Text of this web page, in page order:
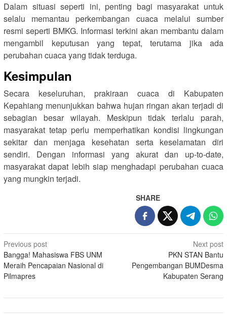
Dalam situasi seperti ini, penting bagi masyarakat untuk
selalu memantau perkembangan cuaca melalui sumber
resmi seperti BMKG. Informasi terkini akan membantu dalam
mengambil keputusan yang tepat, terutama jika ada
perubahan cuaca yang tidak terduga.
Kesimpulan
Secara keseluruhan, prakiraan cuaca di Kabupaten
Kepahiang menunjukkan bahwa hujan ringan akan terjadi di
sebagian besar wilayah. Meskipun tidak terlalu parah,
masyarakat tetap perlu memperhatikan kondisi lingkungan
sekitar dan menjaga kesehatan serta keselamatan diri
sendiri. Dengan informasi yang akurat dan up-to-date,
masyarakat dapat lebih siap menghadapi perubahan cuaca
yang mungkin terjadi.
SHARE
Post
navigation
Previous post
Bangga! Mahasiswa FBS UNM
Meraih Pencapaian Nasional di
Pilmapres
Next post
PKN STAN Bantu
Pengembangan BUMDesma
Kabupaten Serang